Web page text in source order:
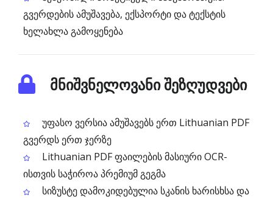
გვერდების ამუშავება, ექსპორტი და ტექსტის
ხელახლა გამოყენება
მნიშვნელოვანი შეზღუდვები
უფასო ვერსია ამუშავებს ერთ Lithuanian PDF
გვერდს ერთ ჯერზე
Lithuanian PDF ფაილების მასიური OCR-
ისთვის საჭიროა პრემიუმ გეგმა
სიზუსტე დამოკიდებულია სკანის ხარისხსა და